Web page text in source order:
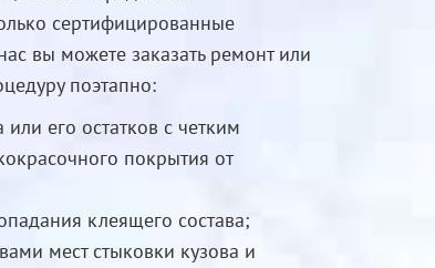
сертифицированные
вы можете заказать ремонт или
поэтапно:
его остатков с четким
покрытия от
клеящего состава;
мест стыковки кузова и